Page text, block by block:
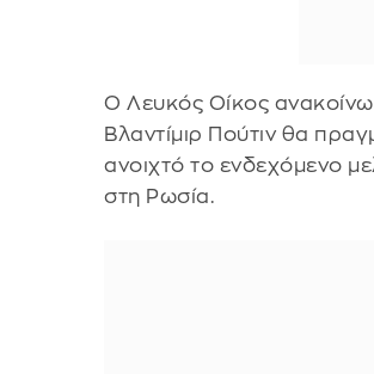
Ο Λευκός Οίκος
Βλαντίμιρ Πούτιν θα
ανοιχτό το ενδεχόμενο
στη Ρωσία.